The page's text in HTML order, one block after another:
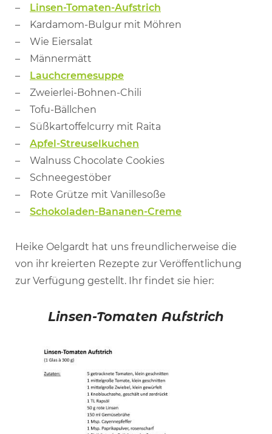
Linsen-Tomaten-Aufstrich
Kardamom-Bulgur mit Möhren
Wie Eiersalat
Männermätt
Lauchcremesuppe
Zweierlei-Bohnen-Chili
Tofu-Bällchen
Süßkartoffelcurry mit Raita
Apfel-Streuselkuchen
Walnuss Chocolate Cookies
Schneegestöber
Rote Grütze mit Vanillesoße
Schokoladen-Bananen-Creme
Heike Oelgardt hat uns freundlicherweise die
von ihr kreierten Rezepte zur Veröffentlichung
zur Verfügung gestellt. Ihr findet sie hier:
Linsen-Tomaten Aufstrich